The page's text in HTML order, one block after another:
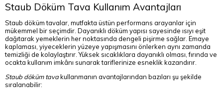
Staub Döküm Tava Kullanım Avantajları
Staub döküm tavalar, mutfakta üstün performans arayanlar için
mükemmel bir seçimdir. Dayanıklı döküm yapısı sayesinde ısıyı eşit
dağıtarak yemeklerin her noktasında dengeli pişirme sağlar. Emaye
kaplaması, yiyeceklerin yüzeye yapışmasını önlerken aynı zamanda
temizliği de kolaylaştırır. Yüksek sıcaklıklara dayanıklı olması, fırında ve
ocakta kullanım imkânı sunarak tariflerinize esneklik kazandırır.
Staub döküm tavakullanmanın avantajlarından bazıları şu şekilde
sıralanabilir: